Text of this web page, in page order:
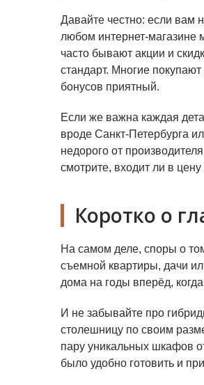
Давайте честно: если вам
любом интернет-магазине
часто бывают акции и
стандарт. Многие
бонусов приятный.
Если же важна каждая
вроде Санкт-Петербурга
недорого от
смотрите, входит ли в цену
Коротко о
На самом деле, споры о
съемной квартиры, дачи
дома на годы вперёд,
И не забывайте про
столешницу по своим
пару уникальных шкафов
было удобно готовить и